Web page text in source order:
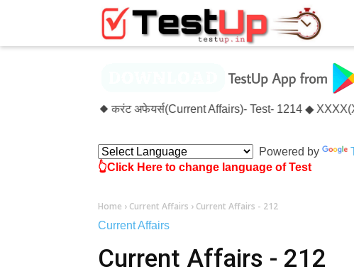
अप्डेट्स 👉 ◆ करंट अफेयर्स(Current Affairs)- Test- 1214 ◆
Powered by
👆Click Here to change language of Test
Home › Current Affairs › Current Affairs - 212
Current Affairs
Current Affairs - 212